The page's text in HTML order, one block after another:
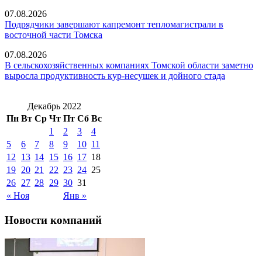
07.08.2026
Подрядчики завершают капремонт тепломагистрали в
восточной части Томска
07.08.2026
В сельскохозяйственных компаниях Томской области заметно
выросла продуктивность кур-несушек и дойного стада
Декабрь 2022
Пн Вт Ср Чт Пт Сб Вс
« Ноя Янв »
1 2 3
4
5
6 7 8 9 10 11
12 13 14 15 16 17 18
19 20 21 22 23 24 25
26 27 28 29 30 31
Новости компаний